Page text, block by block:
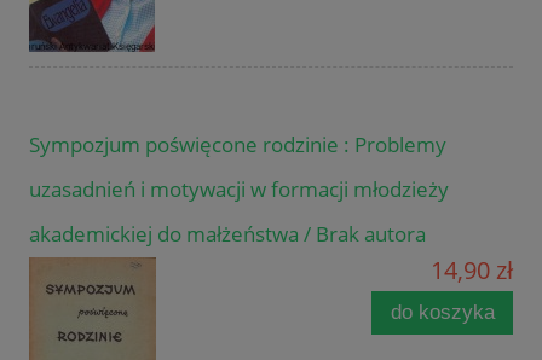
Sympozjum poświęcone rodzinie : Problemy
uzasadnień i motywacji w formacji młodzieży
akademickiej do małżeństwa / Brak autora
14,90 zł
do koszyka